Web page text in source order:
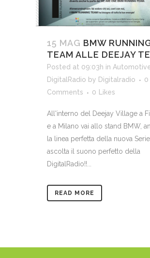
15 MAG BMW
TEAM ALLE DEEJAY
Posted at 09:03h in
DigitalRadio by Digitalradio
0
Comments
0 Likes
All'interno del Deejay Village a
e a Milano vai allo stand BMW,
la linea perfetta della nuova
ascolta il suono perfetto della
DigitalRadio!!...
READ MORE